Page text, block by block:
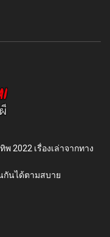
2022 เรื่องเล่าจากทาง
กันได้ตามสบาย